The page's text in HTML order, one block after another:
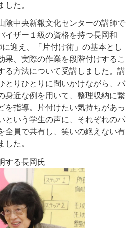
た。
中央新報文化センターの講師で
イザー１級の資格を持つ長岡和
に迎え、「片付け術」の基本とし
果、実際の作業を段階付けするこ
る方法について受講しました。講
とりひとりに問いかけながら、バ
身近な例を用いて、整理収納に繋
を指導。片付けたい気持ちがあっ
という学生の声に、それぞれのパ
全員で共有し、笑いの絶えない有
た。
する長岡氏